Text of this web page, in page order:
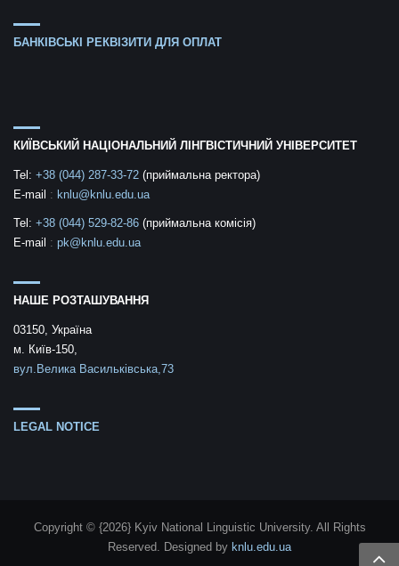
БАНКІВСЬКІ РЕКВІЗИТИ ДЛЯ ОПЛАТ
КИЇВСЬКИЙ НАЦІОНАЛЬНИЙ ЛІНГВІСТИЧНИЙ УНІВЕРСИТЕТ
Tel: +38 (044) 287-33-72 (приймальна ректора)
E-mail : knlu@knlu.edu.ua
Tel: +38 (044) 529-82-86 (приймальна комісія)
E-mail : pk@knlu.edu.ua
НАШЕ РОЗТАШУВАННЯ
03150, Україна
м. Київ-150,
вул.Велика Васильківська,73
LEGAL NOTICE
Copyright © {2026} Kyiv National Linguistic University. All Rights
Reserved. Designed by knlu.edu.ua